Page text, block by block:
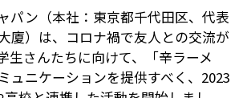
パン（本社：東京都千代田区、代表
廈）は、コロナ禍で友人との交流が
生さんたちに向けて、「辛ラーメ
ュニケーションを提供すべく、2023